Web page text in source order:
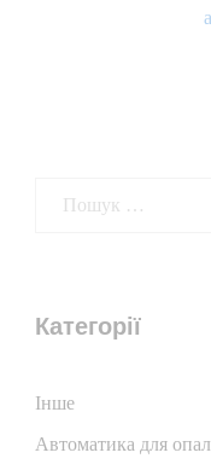
Категорії
Iнше
Автоматика для